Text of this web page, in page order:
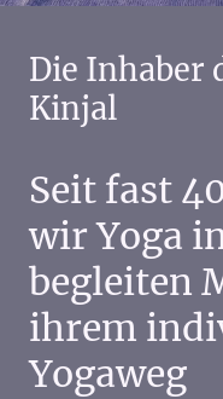
Die Inhaber
Kinjal
Seit fast
wir Yoga
begleiten
ihrem
Yogaweg